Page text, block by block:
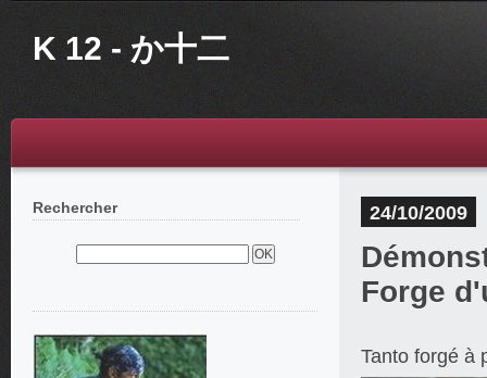
K 12 - か十二
Rechercher 24/10/2009
Forge
Tanto forgé à